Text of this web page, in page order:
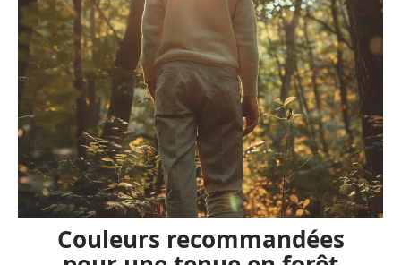
Meilleure période pour
voyager dans le sud de
l’Argentine